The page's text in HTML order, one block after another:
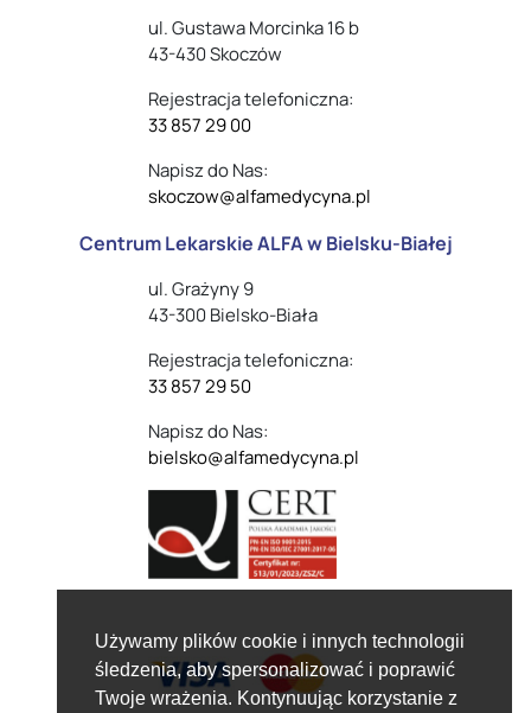
Używamy plików cookie i innych technologii
śledzenia, aby spersonalizować i poprawić
Twoje wrażenia. Kontynuując korzystanie z
ul. Gustawa Morcinka 16 b
43-430 Skoczów
Rejestracja telefoniczna:
33 857 29 00
Napisz do Nas:
skoczow@alfamedycyna.pl
Centrum Lekarskie ALFA w Bielsku-Białej
ul. Grażyny 9
43-300 Bielsko-Biała
Rejestracja telefoniczna:
33 857 29 50
Napisz do Nas:
bielsko@alfamedycyna.pl